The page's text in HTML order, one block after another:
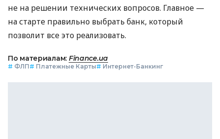
не на решении технических вопросов. Главное —
на старте правильно выбрать банк, который
позволит все это реализовать.
По материалам: Finance.ua
# ФЛП# Платежные Карты# Интернет-Банкинг